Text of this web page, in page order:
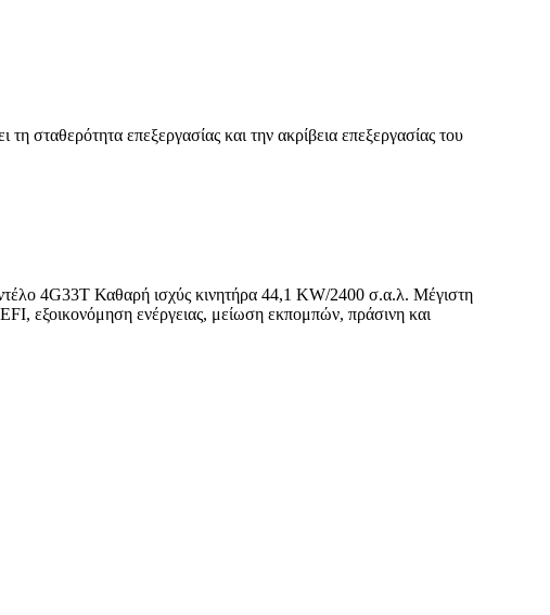
σταθερότητα επεξεργασίας και την ακρίβεια επεξεργασίας του
4G33T Καθαρή ισχύς κινητήρα 44,1 KW/2400 σ.α.λ. Μέγιστη
εξοικονόμηση ενέργειας, μείωση εκπομπών, πράσινη και